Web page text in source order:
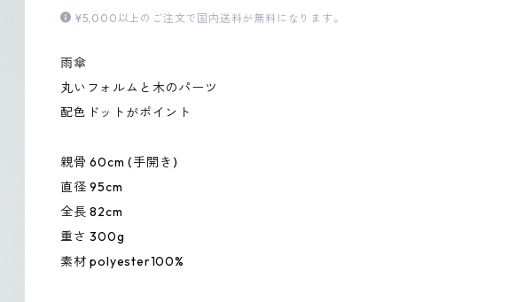
¥5,000以上のご注文で国内送料が無料になります。
雨傘
丸いフォルムと木のパーツ
配色ドットがポイント
親骨 60cm (手開き)
直径 95cm
全長 82cm
重さ 300g
素材 polyester100%